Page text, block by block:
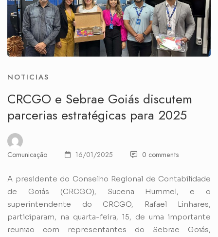
NOTICIAS
CRCGO e Sebrae Goiás discutem
parcerias estratégicas para 2025
Comunicação 16/01/2025 0 comments
A presidente do Conselho Regional de Contabilidade
de Goiás (CRCGO), Sucena Hummel, e o
superintendente do CRCGO, Rafael Linhares,
participaram, na quarta-feira, 15, de uma importante
reunião com representantes do Sebrae Goiás,